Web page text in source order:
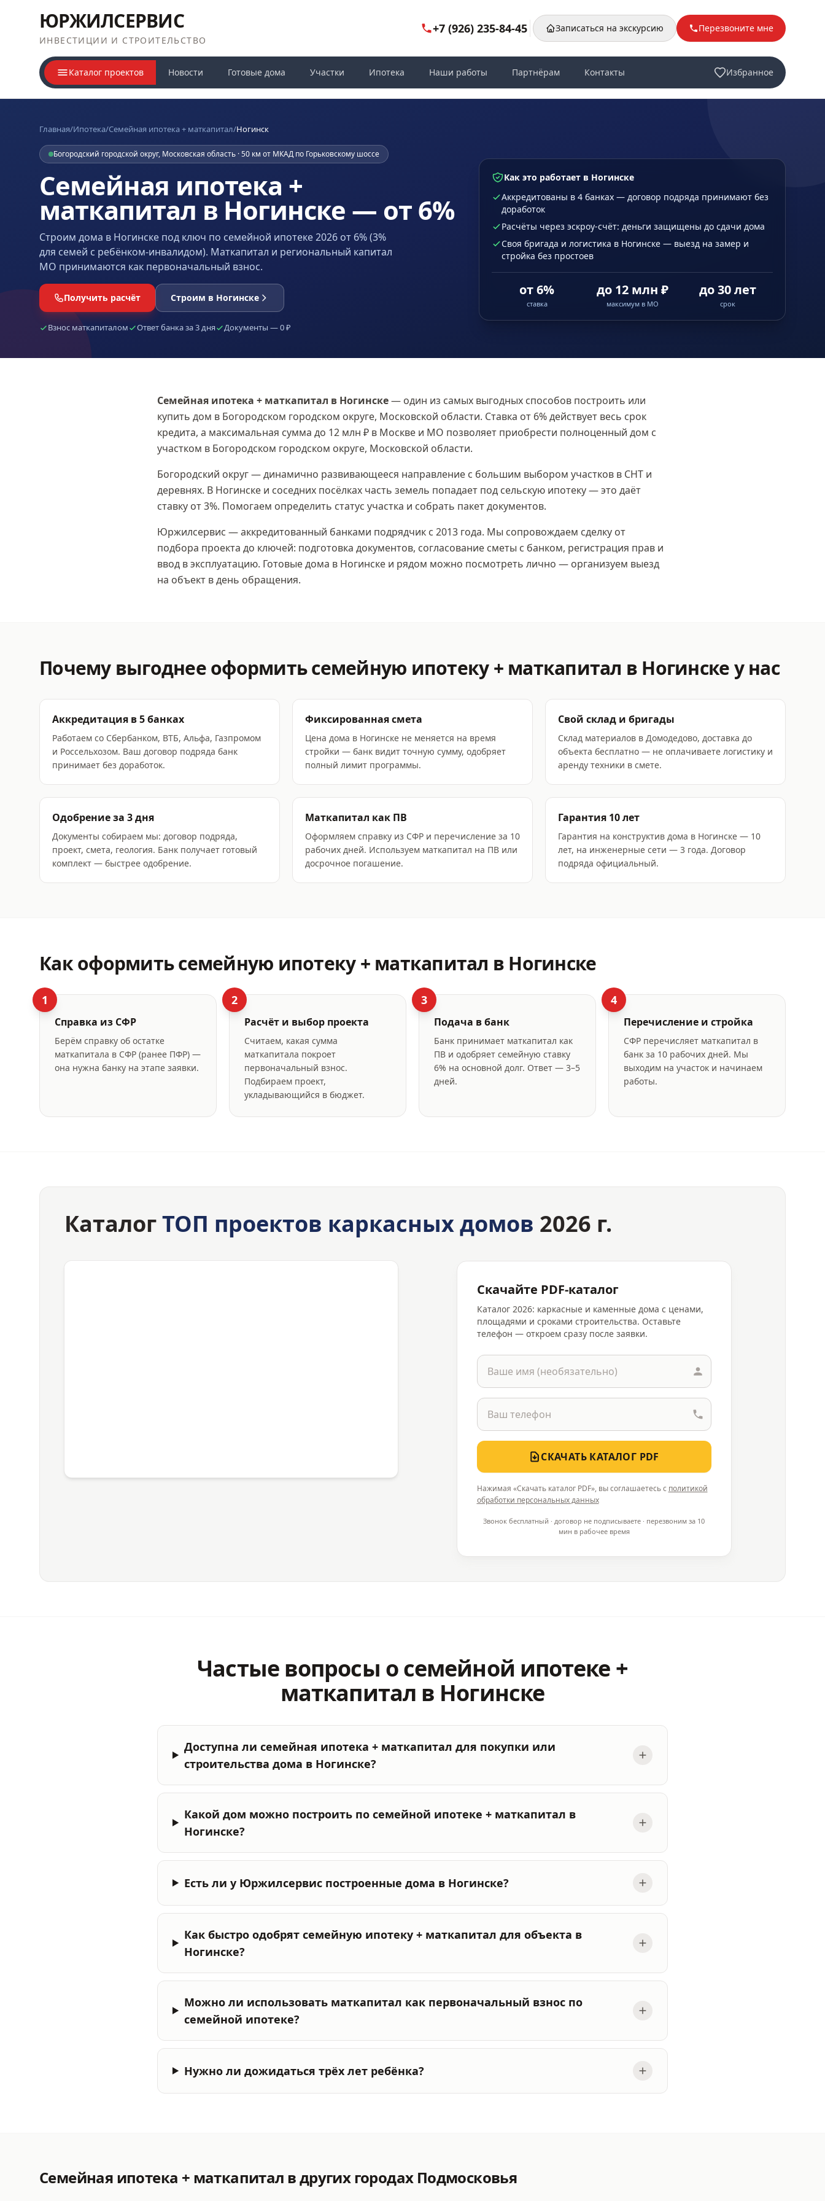
ЮРЖИЛСЕРВИС
ИНВЕСТИЦИИ И СТРОИТЕЛЬСТВО
+7 (926) 235-84-45 Записаться на экскурсию Перезвоните мне
Каталог проектов Новости Готовые дома Участки Ипотека Наши работы Партнёрам Контакты Избранное
Главная/Ипотека/Семейная ипотека + маткапитал/Ногинск
Богородский городской округ, Московская область · 50 км от МКАД по Горьковскому шоссе
Семейная ипотека +
маткапитал в Ногинске — от 6%
Строим дома в Ногинске под ключ по семейной ипотеке 2026 от 6% (3%
для семей с ребёнком-инвалидом). Маткапитал и региональный капитал
МО принимаются как первоначальный взнос.
Получить расчёт Строим в Ногинске
Взнос маткапиталом Ответ банка за 3 дня Документы — 0 ₽
Как это работает в Ногинске
Аккредитованы в 4 банках — договор подряда принимают без
доработок
Расчёты через эскроу-счёт: деньги защищены до сдачи дома
Своя бригада и логистика в Ногинске — выезд на замер и
стройка без простоев
от 6%
ставка
до 12 млн ₽
максимум в МО
до 30 лет
срок
Семейная ипотека + маткапитал в Ногинске— один из самых выгодных способов построить или
купить дом в Богородском городском округе, Московской области. Ставка от 6%действует весь срок
кредита, а максимальная сумма до 12 млн ₽ в Москве и МО позволяет приобрести полноценный дом с
участком в Богородском городском округе, Московской области.
Богородский округ — динамично развивающееся направление с большим выбором участков в СНТ и
деревнях. В Ногинске и соседних посёлках часть земель попадает под сельскую ипотеку — это даёт
ставку от 3%. Помогаем определить статус участка и собрать пакет документов.
Юржилсервис — аккредитованный банками подрядчик с 2013 года. Мы сопровождаем сделку от
подбора проекта до ключей: подготовка документов, согласование сметы с банком, регистрация прав и
ввод в эксплуатацию. Готовые дома в Ногинске и рядом можно посмотреть лично — организуем выезд
на объект в день обращения.
Почему выгоднее оформитьсемейную ипотеку + маткапитал в Ногинскеу нас
Аккредитация в 5 банках
Работаем со Сбербанком, ВТБ, Альфа, Газпромом
и Россельхозом. Ваш договор подряда банк
принимает без доработок.
Фиксированная смета
Цена дома в Ногинске не меняется на время
стройки — банк видит точную сумму, одобряет
полный лимит программы.
Свой склад и бригады
Склад материалов в Домодедово, доставка до
объекта бесплатно — не оплачиваете логистику и
аренду техники в смете.
Одобрение за 3 дня
Документы собираем мы: договор подряда,
проект, смета, геология. Банк получает готовый
комплект — быстрее одобрение.
Маткапитал как ПВ
Оформляем справку из СФР и перечисление за 10
рабочих дней. Используем маткапитал на ПВ или
досрочное погашение.
Гарантия 10 лет
Гарантия на конструктив дома в Ногинске — 10
лет, на инженерные сети — 3 года. Договор
подряда официальный.
Как оформитьсемейную ипотеку + маткапитал в Ногинске
1
Справка из СФР
Берём справку об остатке
маткапитала в СФР (ранее ПФР) —
она нужна банку на этапе заявки.
2
Расчёт и выбор проекта
Считаем, какая сумма
маткапитала покроет
первоначальный взнос.
Подбираем проект,
укладывающийся в бюджет.
3
Подача в банк
Банк принимает маткапитал как
ПВ и одобряет семейную ставку
6% на основной долг. Ответ — 3–5
дней.
4
Перечисление и стройка
СФР перечисляет маткапитал в
банк за 10 рабочих дней. Мы
выходим на участок и начинаем
работы.
КаталогТОП проектов каркасных домов 2026 г.
Скачайте PDF-каталог
Каталог 2026: каркасные и каменные дома с ценами,
площадями и сроками строительства. Оставьте
телефон — откроем сразу после заявки.
СКАЧАТЬ КАТАЛОГ PDF
Нажимая «Скачать каталог PDF», вы соглашаетесь с политикой
обработки персональных данных
Звонок бесплатный · договор не подписываете · перезвоним за 10
мин в рабочее время
Частые вопросы о семейной ипотеке +
маткапитал в Ногинске
Доступна ли семейная ипотека + маткапитал для покупки или
строительства дома в Ногинске?
Какой дом можно построить по семейной ипотеке + маткапитал в
Ногинске?
Есть ли у Юржилсервис построенные дома в Ногинске?
Как быстро одобрят семейную ипотеку + маткапитал для объекта в
Ногинске?
Можно ли использовать маткапитал как первоначальный взнос по
семейной ипотеке?
Нужно ли дожидаться трёх лет ребёнка?
Семейная ипотека + маткапитал в других городах Подмосковья